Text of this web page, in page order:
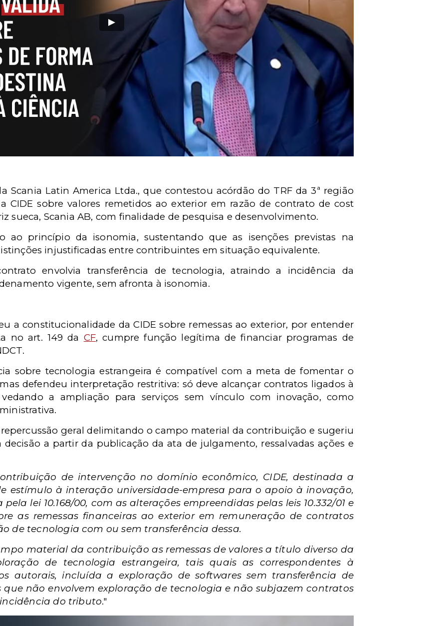
Scania Latin America Ltda., que contestou acórdão do TRF da 3ª região
CIDE sobre valores remetidos ao exterior em razão de contrato de cost
sueca, Scania AB, com finalidade de pesquisa e desenvolvimento.
ao princípio da isonomia, sustentando que as isenções previstas na
injustificadas entre contribuintes em situação equivalente.
envolvia transferência de tecnologia, atraindo a incidência da
vigente, sem afronta à isonomia.
a constitucionalidade da CIDE sobre remessas ao exterior, por entender
no art. 149 da CF, cumpre função legítima de financiar programas de
sobre tecnologia estrangeira é compatível com a meta de fomentar o
defendeu interpretação restritiva: só deve alcançar contratos ligados à
a ampliação para serviços sem vínculo com inovação, como
geral delimitando o campo material da contribuição e sugeriu
a partir da publicação da ata de julgamento, ressalvadas ações e
de intervenção no domínio econômico, CIDE, destinada a
estímulo à interação universidade-empresa para o apoio à inovação,
lei 10.168/00, com as alterações empreendidas pelas leis 10.332/01 e
as remessas financeiras ao exterior em remuneração de contratos
de tecnologia com ou sem transferência dessa.
material da contribuição as remessas de valores a título diverso da
de tecnologia estrangeira, tais quais as correspondentes à
autorais, incluída a exploração de softwares sem transferência de
que não envolvem exploração de tecnologia e não subjazem contratos
do tributo."